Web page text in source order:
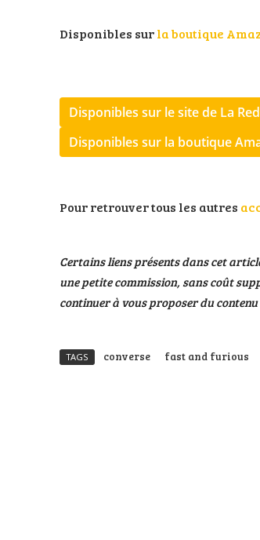
Disponibles surla boutique
Disponibles sur le site de La
Disponibles sur la boutique
Pour retrouver tous les autres
Certains liens présents dans cet
une petite commission, sans coût
continuer à vous proposer du
TAGS converse fast and furious